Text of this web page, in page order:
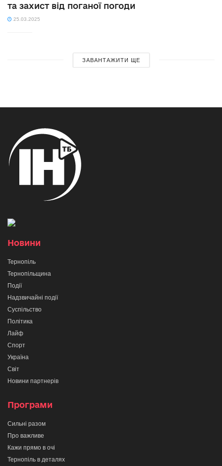
та захист від поганої погоди
25.03.2025
ЗАВАНТАЖИТИ ЩЕ
Новини
Тернопіль
Тернопільщина
Події
Надзвичайні події
Суспільство
Політика
Лайф
Спорт
Україна
Світ
Новини партнерів
Програми
Сильні разом
Про важливе
Кажи прямо в очі
Тернопіль в деталях